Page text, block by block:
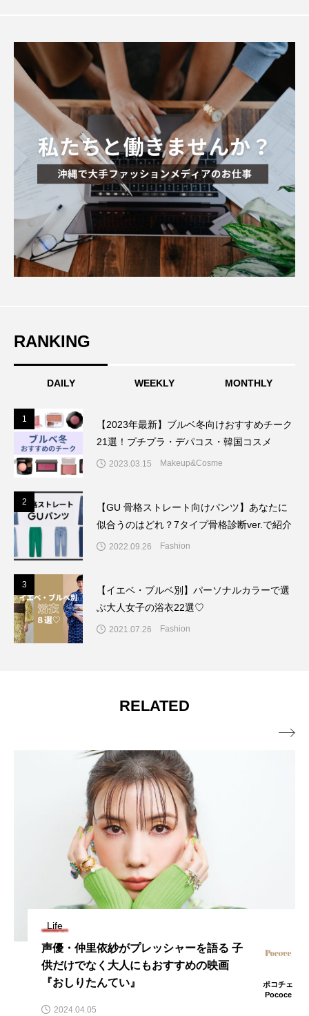
RANKING
DAILY WEEKLY MONTHLY
1
【2023年最新】ブルベ冬向けおすすめチーク
21選！プチプラ・デパコス・韓国コスメ
2023.03.15 Makeup&Cosme
2
【GU 骨格ストレート向けパンツ】あなたに
似合うのはどれ？7タイプ骨格診断ver.で紹介
2022.09.26 Fashion
3
【イエベ・ブルベ別】パーソナルカラーで選
ぶ大人女子の浴衣22選♡
2021.07.26 Fashion
RELATED
Life
ガブリエル・ユニオン 順風満帆な人生で
はなかった 30年前のトラウマ体験乗り越
え女性サポートに尽力
ポコチェ
Pococe
2023.08.04
